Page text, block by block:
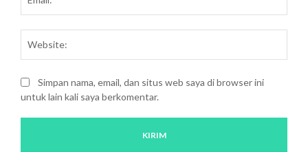
Simpan nama, email, dan situs web saya di browser ini
untuk lain kali saya berkomentar.